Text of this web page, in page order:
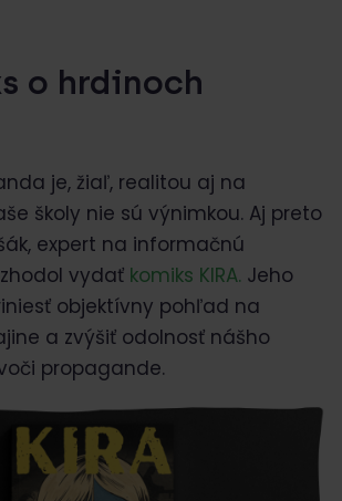
o hrdinoch
je, žiaľ, realitou aj na
školy nie sú výnimkou. Aj preto
expert na informačnú
vydať komiks KIRA. Jeho
objektívny pohľad na
a zvýšiť odolnosť nášho
propagande.